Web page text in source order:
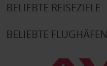
BELIEBTE REISEZIELE
BELIEBTE FLUGHÄFEN